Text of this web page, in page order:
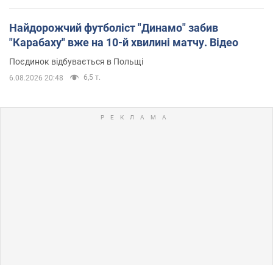
Найдорожчий футболіст "Динамо" забив
"Карабаху" вже на 10-й хвилині матчу. Відео
Поєдинок відбувається в Польщі
6.08.2026 20:48 6,5 т.